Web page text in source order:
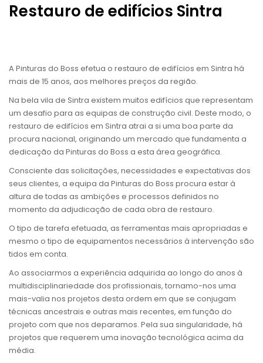
Restauro de edifícios Sintra
A Pinturas do Boss efetua o restauro de edifícios em Sintra há
mais de 15 anos, aos melhores preços da região.
Na bela vila de Sintra existem muitos edifícios que representam
um desafio para as equipas de construção civil. Deste modo, o
restauro de edifícios em Sintra atrai a si uma boa parte da
procura nacional, originando um mercado que fundamenta a
dedicação da Pinturas do Boss a esta área geográfica.
Consciente das solicitações, necessidades e expectativas dos
seus clientes, a equipa da Pinturas do Boss procura estar à
altura de todas as ambições e processos definidos no
momento da adjudicação de cada obra de restauro.
O tipo de tarefa efetuada, as ferramentas mais apropriadas e
mesmo o tipo de equipamentos necessários à intervenção são
tidos em conta.
Ao associarmos a experiência adquirida ao longo do anos à
multidisciplinariedade dos profissionais, tornamo-nos uma
mais-valia nos projetos desta ordem em que se conjugam
técnicas ancestrais e outras mais recentes, em função do
projeto com que nos deparamos. Pela sua singularidade, há
projetos que requerem uma inovação tecnológica acima da
média.